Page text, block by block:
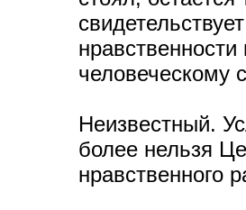
человеческому
Неизвестный.
более нельзя
нравственного